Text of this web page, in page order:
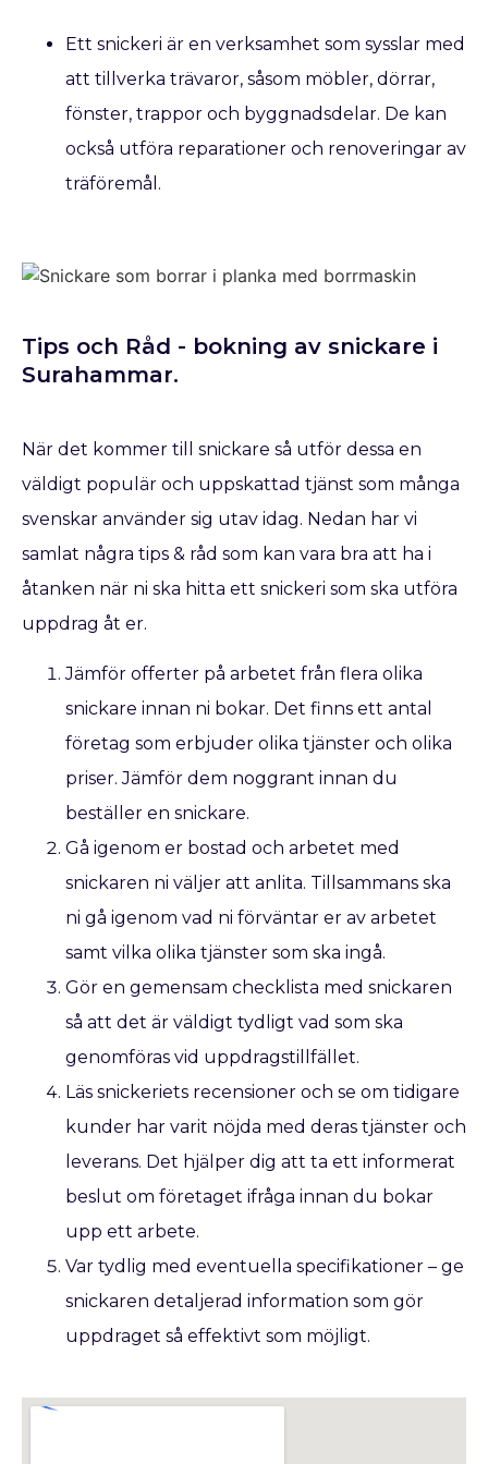
Ett snickeri är en verksamhet som sysslar med
att tillverka trävaror, såsom möbler, dörrar,
fönster, trappor och byggnadsdelar. De kan
också utföra reparationer och renoveringar av
träföremål.
Tips och Råd - bokning av snickare​ i
Surahammar.
När det kommer till snickare så utför dessa en
väldigt populär och uppskattad tjänst som många
svenskar använder sig utav idag. Nedan har vi
samlat några tips & råd som kan vara bra att ha i
åtanken när ni ska hitta ett snickeri som ska utföra
uppdrag åt er.
Jämför offerter på arbetet från flera olika
snickare innan ni bokar. Det finns ett antal
företag som erbjuder olika tjänster och olika
priser. Jämför dem noggrant innan du
beställer en snickare.
Gå igenom er bostad och arbetet med
snickaren ni väljer att anlita. Tillsammans ska
ni gå igenom vad ni förväntar er av arbetet
samt vilka olika tjänster som ska ingå.
Gör en gemensam checklista med snickaren
så att det är väldigt tydligt vad som ska
genomföras vid uppdragstillfället.
Läs snickeriets recensioner och se om tidigare
kunder har varit nöjda med deras tjänster och
leverans. Det hjälper dig att ta ett informerat
beslut om företaget ifråga innan du bokar
upp ett arbete.
Var tydlig med eventuella specifikationer – ge
snickaren detaljerad information som gör
uppdraget så effektivt som möjligt.